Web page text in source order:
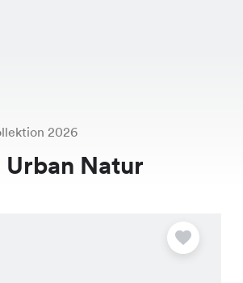
2026
Urban Natur